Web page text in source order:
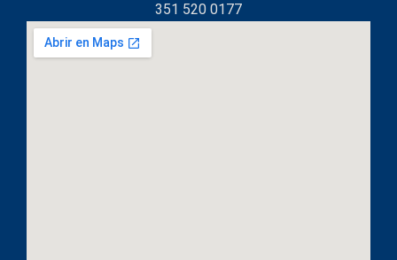
351 520 0177